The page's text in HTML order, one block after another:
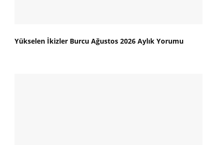
Yükselen İkizler Burcu Ağustos 2026 Aylık Yorumu